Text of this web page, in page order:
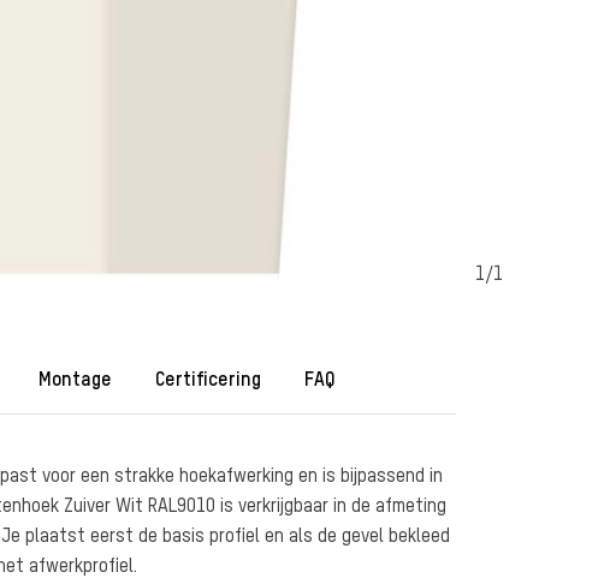
1/1
Montage Certificering FAQ
voor een strakke hoekafwerking en is bijpassend in
Zuiver Wit RAL9010 is verkrijgbaar in de afmeting
plaatst eerst de basis profiel en als de gevel bekleed
afwerkprofiel.